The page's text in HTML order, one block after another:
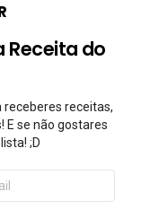
Receita do
receberes receitas,
E se não gostares
;D